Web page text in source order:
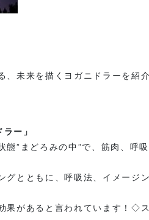
未来を描くヨガニドラーを紹介
ー」
”まどろみの中”で、筋肉、呼
グとともに、呼吸法、イメージ
果があると言われています！◇